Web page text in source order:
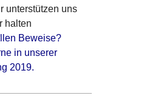
unterstützen uns
halten
Beweise?
in unserer
2019.